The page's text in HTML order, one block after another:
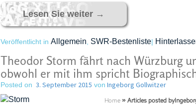
Lesen Sie weiter →
Veröffentlicht in Allgemein SWR-Bestenliste|
Theodor Storm fährt nach Würzburg
obwohl er mit ihm spricht
Posted on 3. September 2015 von Ingeborg Gollwitzer
Home » Articles posted